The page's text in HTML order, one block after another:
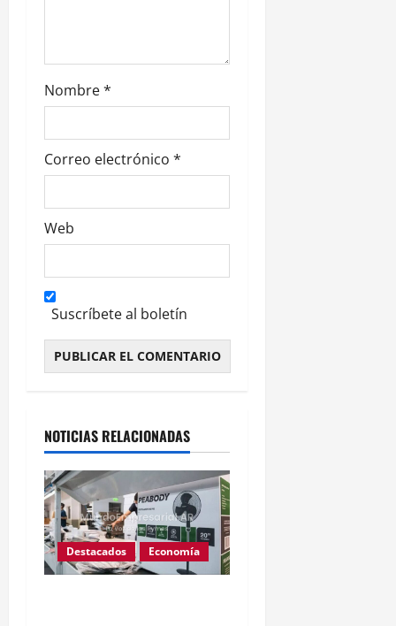
a
s
Nombre*
Correo electrónico *
Web
Suscríbete al boletín
NOTICIAS RELACIONADAS
Destacados Economía